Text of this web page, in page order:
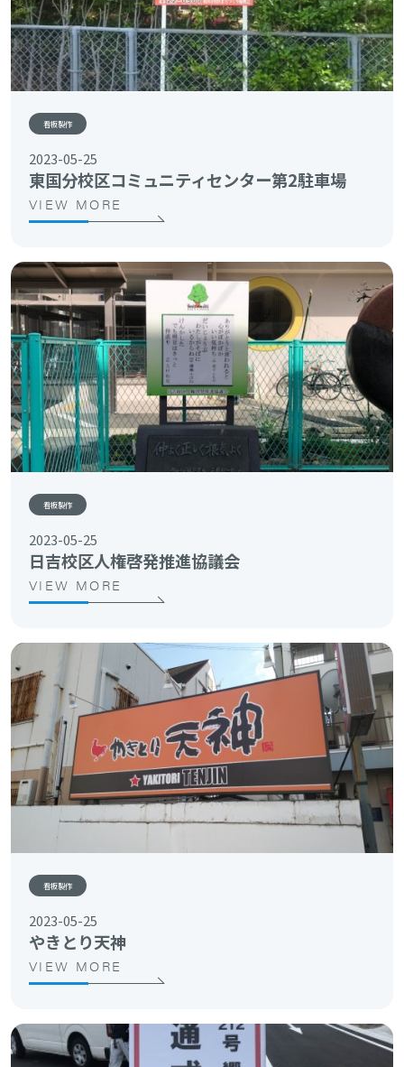
看板製作
2023-05-25
東国分校区コミュニティセンター第2駐車場
VIEW MORE
看板製作
2023-05-25
日吉校区人権啓発推進協議会
VIEW MORE
看板製作
2023-05-25
やきとり天神
VIEW MORE